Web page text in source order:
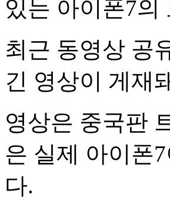
있는 아이폰7의
최근 동영상 공
긴 영상이 게재
영상은 중국판
은 실제 아이폰
다.